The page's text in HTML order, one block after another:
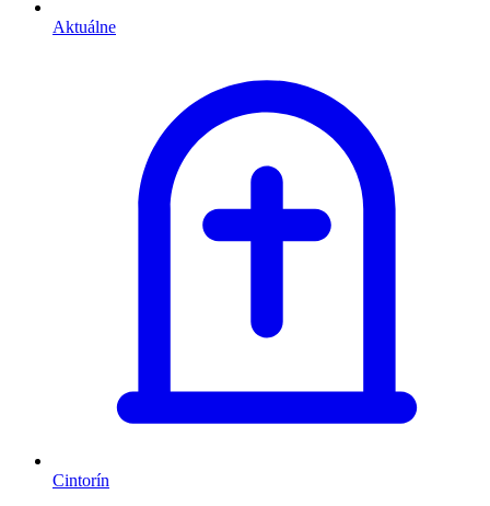
Aktuálne
Cintorín